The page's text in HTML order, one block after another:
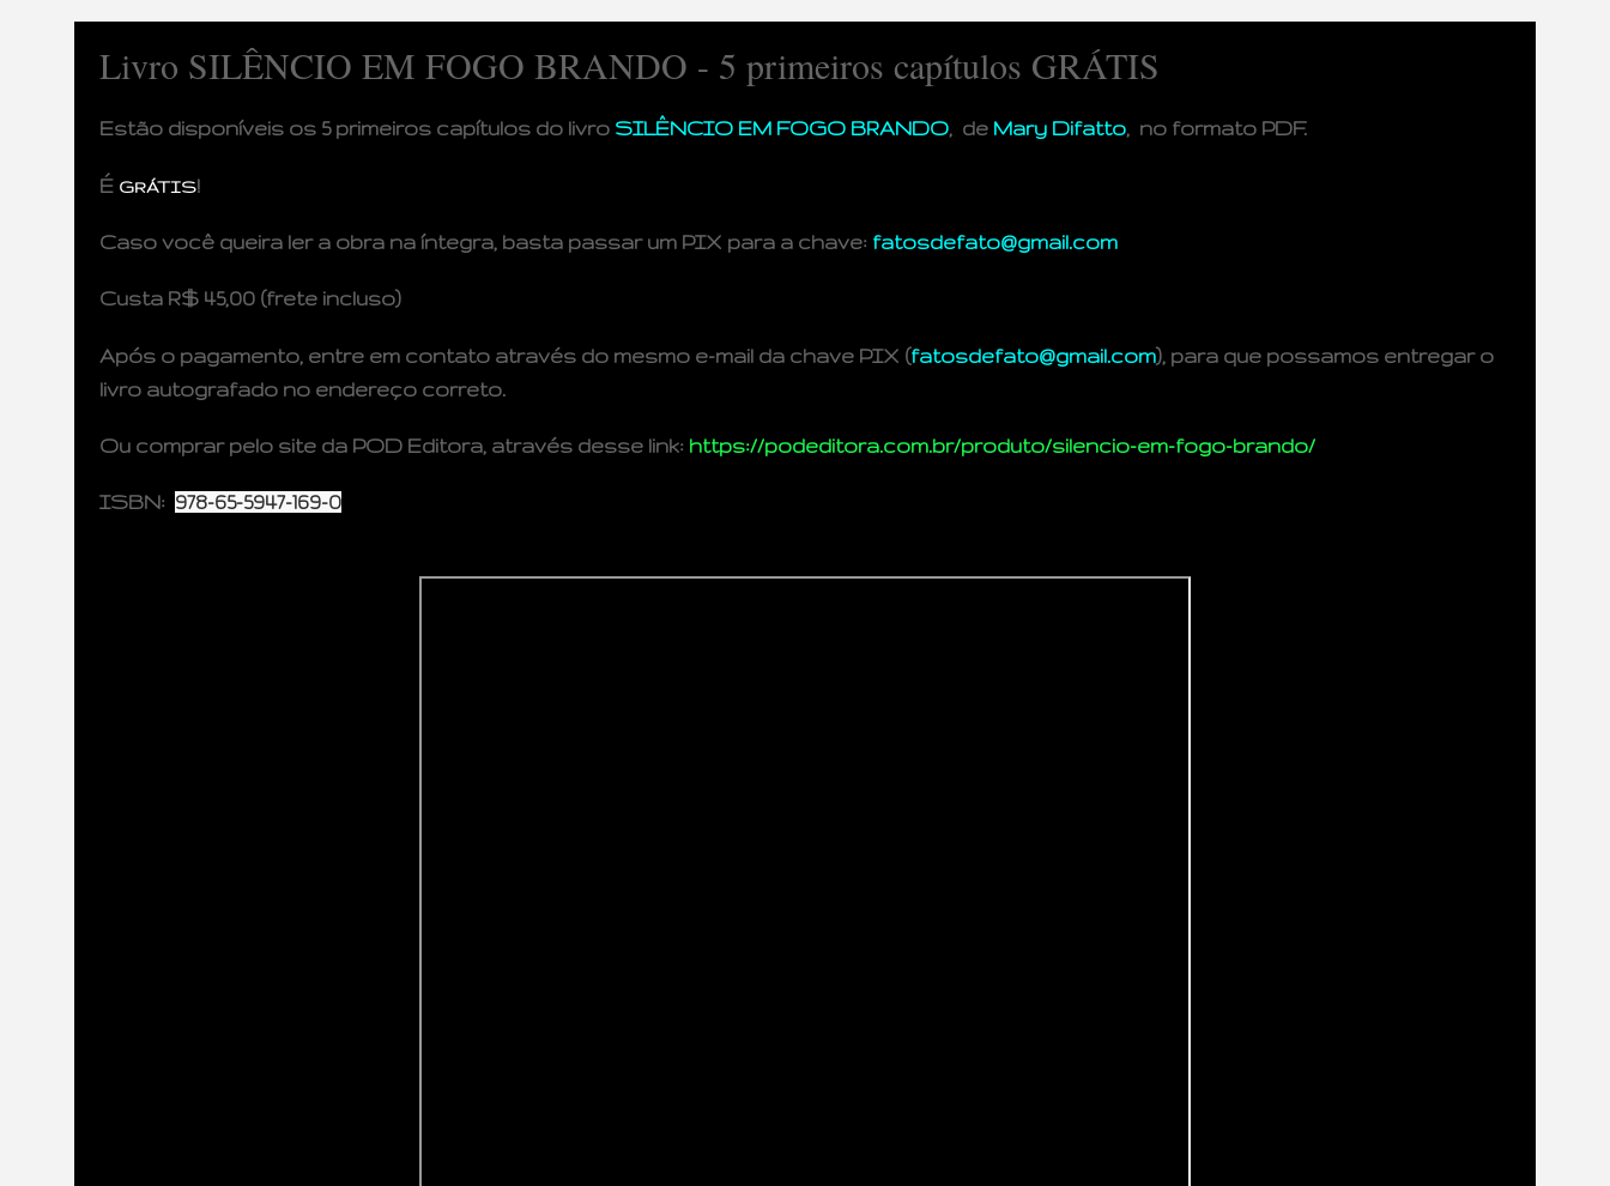
Livro SILÊNCIO EM FOGO BRANDO - 5 primeiros capítulos GRÁTIS
Estão disponíveis os 5 primeiros capítulos do livro SILÊNCIO EM FOGO BRANDO, de Mary Difatto, no formato PDF.
É GRÁTIS!
Caso você queira ler a obra na íntegra, basta passar um PIX para a chave: fatosdefato@gmail.com
Custa R$ 45,00 (frete incluso)
Após o pagamento, entre em contato através do mesmo e-mail da chave PIX (fatosdefato@gmail.com), para que possamos entregar o
livro autografado no endereço correto.
Ou comprar pelo site da POD Editora, através desse link: https://podeditora.com.br/produto/silencio-em-fogo-brando/
ISBN: 978-65-5947-169-0